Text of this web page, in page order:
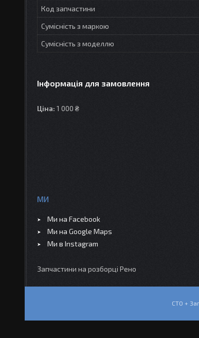
Код запчастини
Сумісність з маркою
Сумісність з моделлю
Інформація для замовлення
Ціна: 1 000 ₴
МИ
Ми на Facebook
Ми на Google Maps
Ми в Instagram
Запчастини на розборці Рено